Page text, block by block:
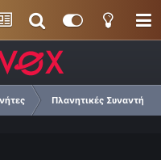
Πλανητικές